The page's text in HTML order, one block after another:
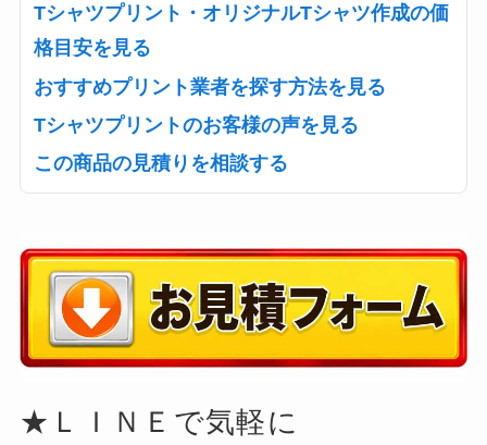
Tシャツプリント・オリジナルTシャツ作成の価
格目安を見る
おすすめプリント業者を探す方法を見る
Tシャツプリントのお客様の声を見る
この商品の見積りを相談する
★ＬＩＮＥで気軽に